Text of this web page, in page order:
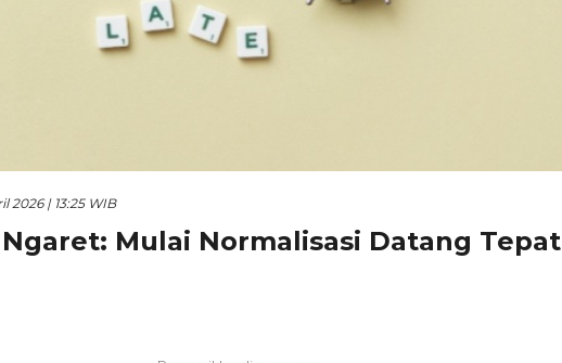
2026 | 13:25 WIB
Mulai Normalisasi Datang Tepat